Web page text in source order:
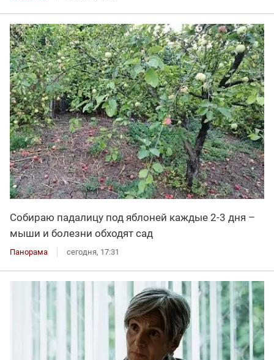
Собираю падалицу под яблоней каждые 2-3 дня –
мыши и болезни обходят сад
Панорама сегодня, 17:31